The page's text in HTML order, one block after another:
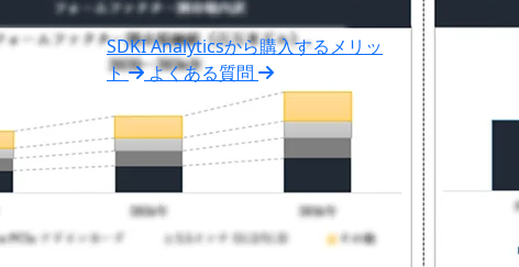
SDKI Analyticsから購入するメリッ
ト
よくある質問